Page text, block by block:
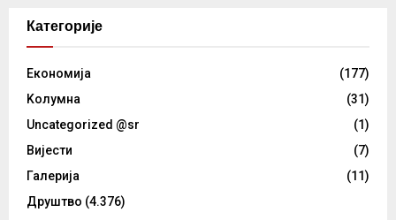
Категорије
Eкономија
(177)
Kолумнa
(31)
Uncategorized @sr
(1)
Вијести
(7)
Галерија
(11)
Друштво (4.376)